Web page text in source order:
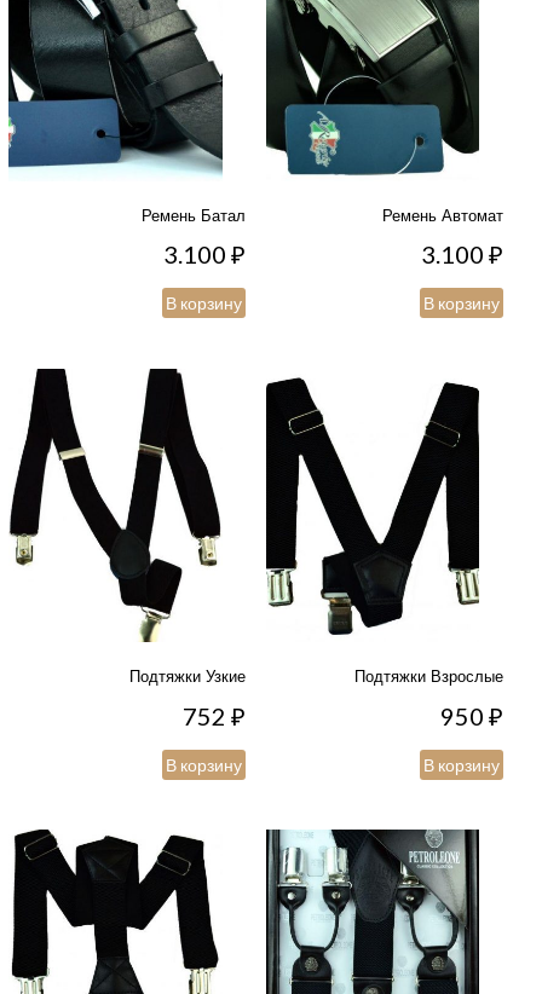
Ремень Батал
3.100₽
В корзину
Ремень Автомат
3.100₽
В корзину
Подтяжки Узкие
752₽
В корзину
Подтяжки Взрослые
950₽
В корзину